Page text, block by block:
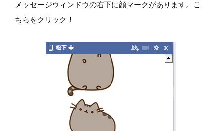
メッセージウィンドウの右下に顔マークがあります。こ
ちらをクリック！